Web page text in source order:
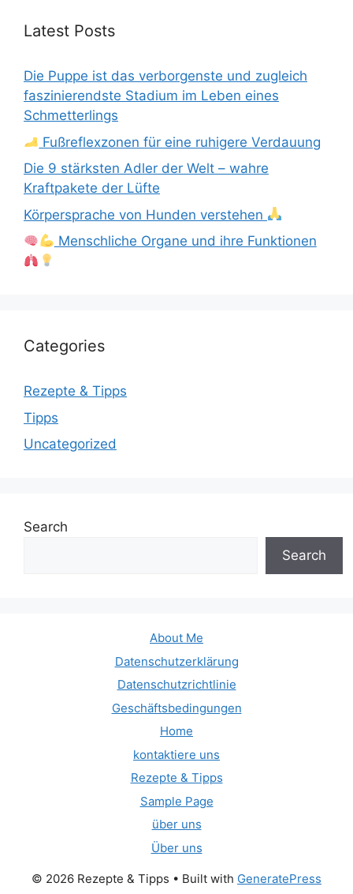
Latest Posts
Die Puppe ist das verborgenste und zugleich
faszinierendste Stadium im Leben eines
Schmetterlings
Fußreflexzonen für eine ruhigere Verdauung
Die 9 stärksten Adler der Welt – wahre
Kraftpakete der Lüfte
Körpersprache von Hunden verstehen
Menschliche Organe und ihre Funktionen
Categories
Rezepte & Tipps
Tipps
Uncategorized
Search
Search
About Me
Datenschutzerklärung
Datenschutzrichtlinie
Geschäftsbedingungen
Home
kontaktiere uns
Rezepte & Tipps
Sample Page
über uns
Über uns
© 2026 Rezepte & Tipps • Built with GeneratePress